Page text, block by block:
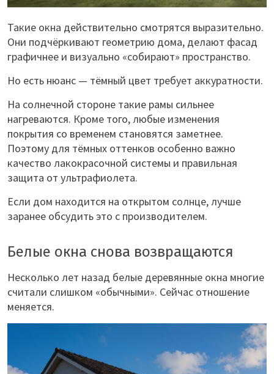
Такие окна действительно смотрятся выразительно.
Они подчёркивают геометрию дома, делают фасад
графичнее и визуально «собирают» пространство.
Но есть нюанс — тёмный цвет требует аккуратности.
На солнечной стороне такие рамы сильнее
нагреваются. Кроме того, любые изменения
покрытия со временем становятся заметнее.
Поэтому для тёмных оттенков особенно важно
качество лакокрасочной системы и правильная
защита от ультрафиолета.
Если дом находится на открытом солнце, лучше
заранее обсудить это с производителем.
Белые окна снова возвращаются
Несколько лет назад белые деревянные окна многие
считали слишком «обычными». Сейчас отношение
меняется.